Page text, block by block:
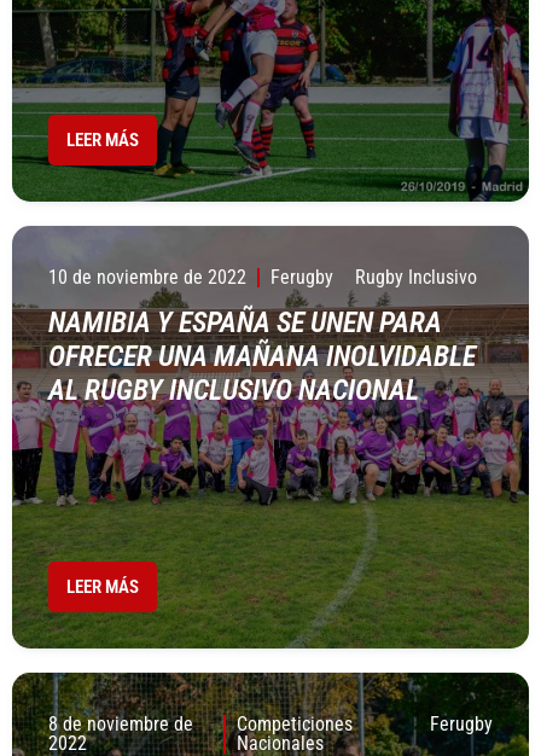
LEER MÁS
10 de noviembre de 2022 Ferugby Rugby Inclusivo
NAMIBIA Y ESPAÑA SE UNEN PARA
OFRECER UNA MAÑANA INOLVIDABLE
AL RUGBY INCLUSIVO NACIONAL
LEER MÁS
8 de noviembre de
2022
Competiciones
Nacionales
Ferugby